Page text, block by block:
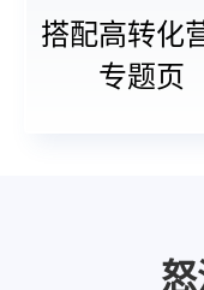
搭配高转化
专题页